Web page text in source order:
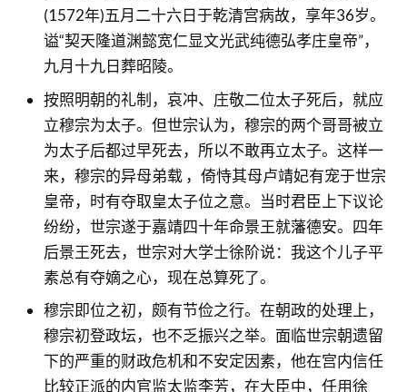
(1572年)五月二十六日于乾清宫病故，享年36岁。
谥“契天隆道渊懿宽仁显文光武纯德弘孝庄皇帝”，
九月十九日葬昭陵。
按照明朝的礼制，哀冲、庄敬二位太子死后，就应
立穆宗为太子。但世宗认为，穆宗的两个哥哥被立
为太子后都过早死去，所以不敢再立太子。这样一
来，穆宗的异母弟载 ，倚恃其母卢靖妃有宠于世宗
皇帝，时有夺取皇太子位之意。当时君臣上下议论
纷纷，世宗遂于嘉靖四十年命景王就藩德安。四年
后景王死去，世宗对大学士徐阶说：我这个儿子平
素总有夺嫡之心，现在总算死了。
穆宗即位之初，颇有节俭之行。在朝政的处理上，
穆宗初登政坛，也不乏振兴之举。面临世宗朝遗留
下的严重的财政危机和不安定因素，他在宫内信任
比较正派的内官监太监李芳，在大臣中，任用徐